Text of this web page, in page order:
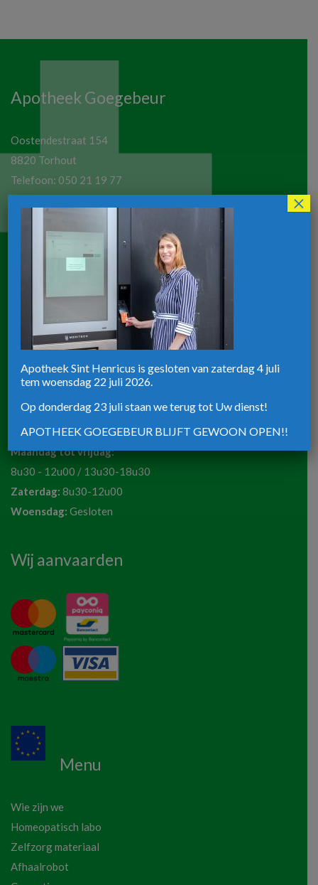
Apotheek Goegebeur
Oostendestraat 154
8820 Torhout
Telefoon: 050 21 19 77
Maandag tot vrijdag:
8u30-12u30 / 13u30-18u30
8u30-12u00
Apotheek ST-Henricus
8820 Torhout
Telefoon:
051 72 50 36
Maandag tot vrijdag:
8u30 - 12u00 / 13u30-18u30
Zaterdag: 8u30-12u00
Woensdag: Gesloten
Wij aanvaarden
Menu
Wie zijn we
Homeopatisch labo
Zelfzorg materiaal
Afhaalrobot
Apotheek Sint Henricus is gesloten van zaterdag 4 juli
tem woensdag 22 juli 2026.
Op donderdag 23 juli staan we terug tot Uw dienst!
APOTHEEK GOEGEBEUR BLIJFT GEWOON OPEN!!
×